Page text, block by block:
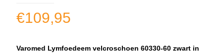
€109,95
Varomed Lymfoedeem velcroschoen 60330-60 zwart in